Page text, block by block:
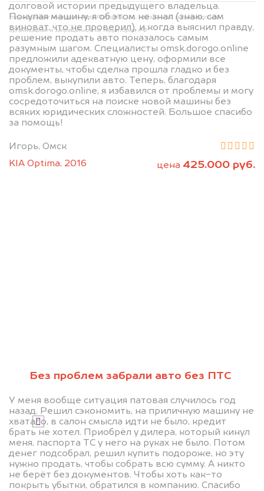
долговой истории предыдущего владельца.
Покупая машину, я об этом не знал (знаю, сам
виноват, что не проверил), и когда выяснил правду,
решение продать авто показалось самым
разумным шагом. Специалисты omsk.dorogo.online
предложили адекватную цену, оформили все
документы, чтобы сделка прошла гладко и без
проблем, выкупили авто. Теперь, благодаря
omsk.dorogo.online, я избавился от проблемы и могу
сосредоточиться на поиске новой машины без
всяких юридических сложностей. Большое спасибо
за помощь!
Игорь, Омск
KIA Optima, 2016
цена 425.000 руб.
Без проблем забрали авто без ПТС
У меня вообще ситуация патовая случилось год
назад. Решил сэкономить, на приличную машину не
хватало, в салон смысла идти не было, кредит
брать не хотел. Приобрёл у дилера, который кинул
меня, паспорта ТС у него на руках не было. Потом
денег подсобрал, решил купить подороже, но эту
нужно продать, чтобы собрать всю сумму. А никто
не берёт без документов. Чтобы хоть как-то
покрыть убытки, обратился в компанию. Спасибо
*принадлежит компании Meta Platforms, Inc., признанной экстремистской
организацией и запрещённой на территории РФ
Мы консультируем
абсолютно
Я даю согласие на обработку своих
персональных данных и соглашаюсь с
политикой конфиденциальности